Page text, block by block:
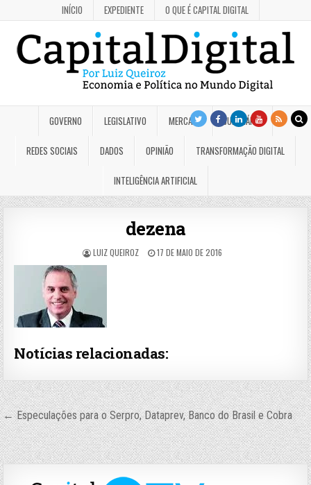
INÍCIO EXPEDIENTE O QUE É CAPITAL DIGITAL
GOVERNO LEGISLATIVO MERCADO JUDICIÁRIO
REDES SOCIAIS DADOS OPINIÃO TRANSFORMAÇÃO DIGITAL
INTELIGÊNCIA ARTIFICIAL
dezena
LUIZ QUEIROZ 17 DE MAIO DE 2016
Notícias relacionadas:
Navegação
de
Post
← Especulações para o Serpro, Dataprev, Banco do Brasil e Cobra